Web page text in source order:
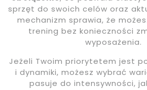
sprzęt do swoich celów oraz
mechanizm sprawia, że
trening bez konieczności
wyposażenia.
Jeżeli Twoim priorytetem jest
i dynamiki, możesz wybrać
pasuje do intensywności,